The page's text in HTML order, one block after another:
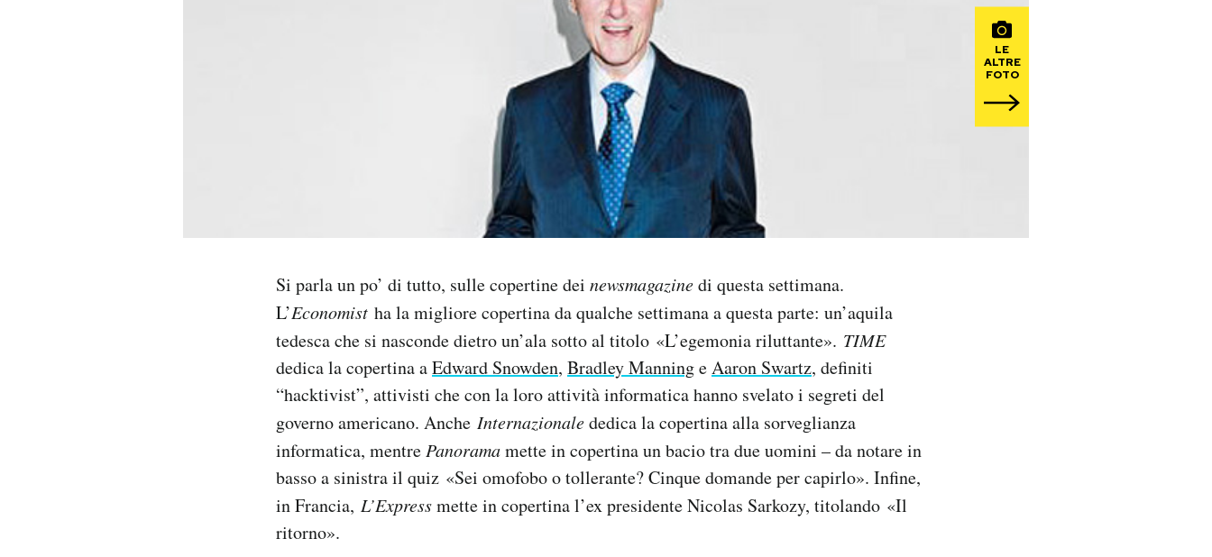
LE
ALTRE
FOTO
Si parla un po’ di tutto, sulle copertine dei newsmagazinedi questa settimana.
L’Economist ha la migliore copertina da qualche settimana a questa parte: un’aquila
tedesca che si nasconde dietro un’ala sotto al titolo «L’egemonia riluttante». TIME
dedica la copertina aEdward Snowden, Bradley ManningeAaron Swartz, definiti
“hacktivist”, attivisti che con la loro attività informatica hanno svelato i segreti del
governo americano. Anche Internazionalededica la copertina alla sorveglianza
informatica, mentre Panoramamette in copertina un bacio tra due uomini – da notare in
basso a sinistra il quiz «Sei omofobo o tollerante? Cinque domande per capirlo». Infine,
in Francia, L’Expressmette in copertina l’ex presidente Nicolas Sarkozy, titolando «Il
ritorno».